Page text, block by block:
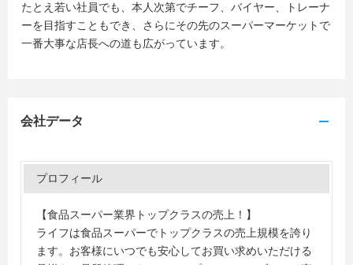
たとえ若い社員でも、本人次第でチーフ、バイヤー、トレーナ
ーを目指すこともでき、さらにその先のスーパーマーケットで
一番大事な店長への道も広がっています。
会社データ
プロフィール
【食品スーパー業界トップクラスの売上！】
ライフは食品スーパーでトップクラスの売上規模を誇り
ます。お客様にいつでも安心してお買い求めいただける